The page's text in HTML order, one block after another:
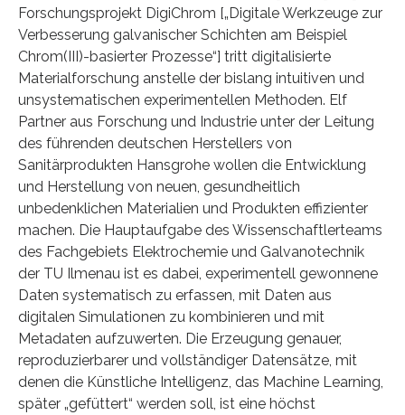
Forschungsprojekt DigiChrom [„Digitale Werkzeuge zur
Verbesserung galvanischer Schichten am Beispiel
Chrom(III)-basierter Prozesse“] tritt digitalisierte
Materialforschung anstelle der bislang intuitiven und
unsystematischen experimentellen Methoden. Elf
Partner aus Forschung und Industrie unter der Leitung
des führenden deutschen Herstellers von
Sanitärprodukten Hansgrohe wollen die Entwicklung
und Herstellung von neuen, gesundheitlich
unbedenklichen Materialien und Produkten effizienter
machen. Die Hauptaufgabe des Wissenschaftlerteams
des Fachgebiets Elektrochemie und Galvanotechnik
der TU Ilmenau ist es dabei, experimentell gewonnene
Daten systematisch zu erfassen, mit Daten aus
digitalen Simulationen zu kombinieren und mit
Metadaten aufzuwerten. Die Erzeugung genauer,
reproduzierbarer und vollständiger Datensätze, mit
denen die Künstliche Intelligenz, das Machine Learning,
später „gefüttert“ werden soll, ist eine höchst